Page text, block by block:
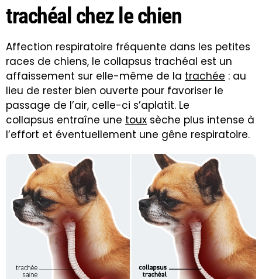
trachéal chez le chien
Affection respiratoire fréquente dans les petites
races de chiens, le collapsus trachéal est un
affaissement sur elle-même de la trachée : au
lieu de rester bien ouverte pour favoriser le
passage de l’air, celle-ci s’aplatit. Le
collapsus entraîne une toux sèche plus intense à
l’effort et éventuellement une gêne respiratoire.